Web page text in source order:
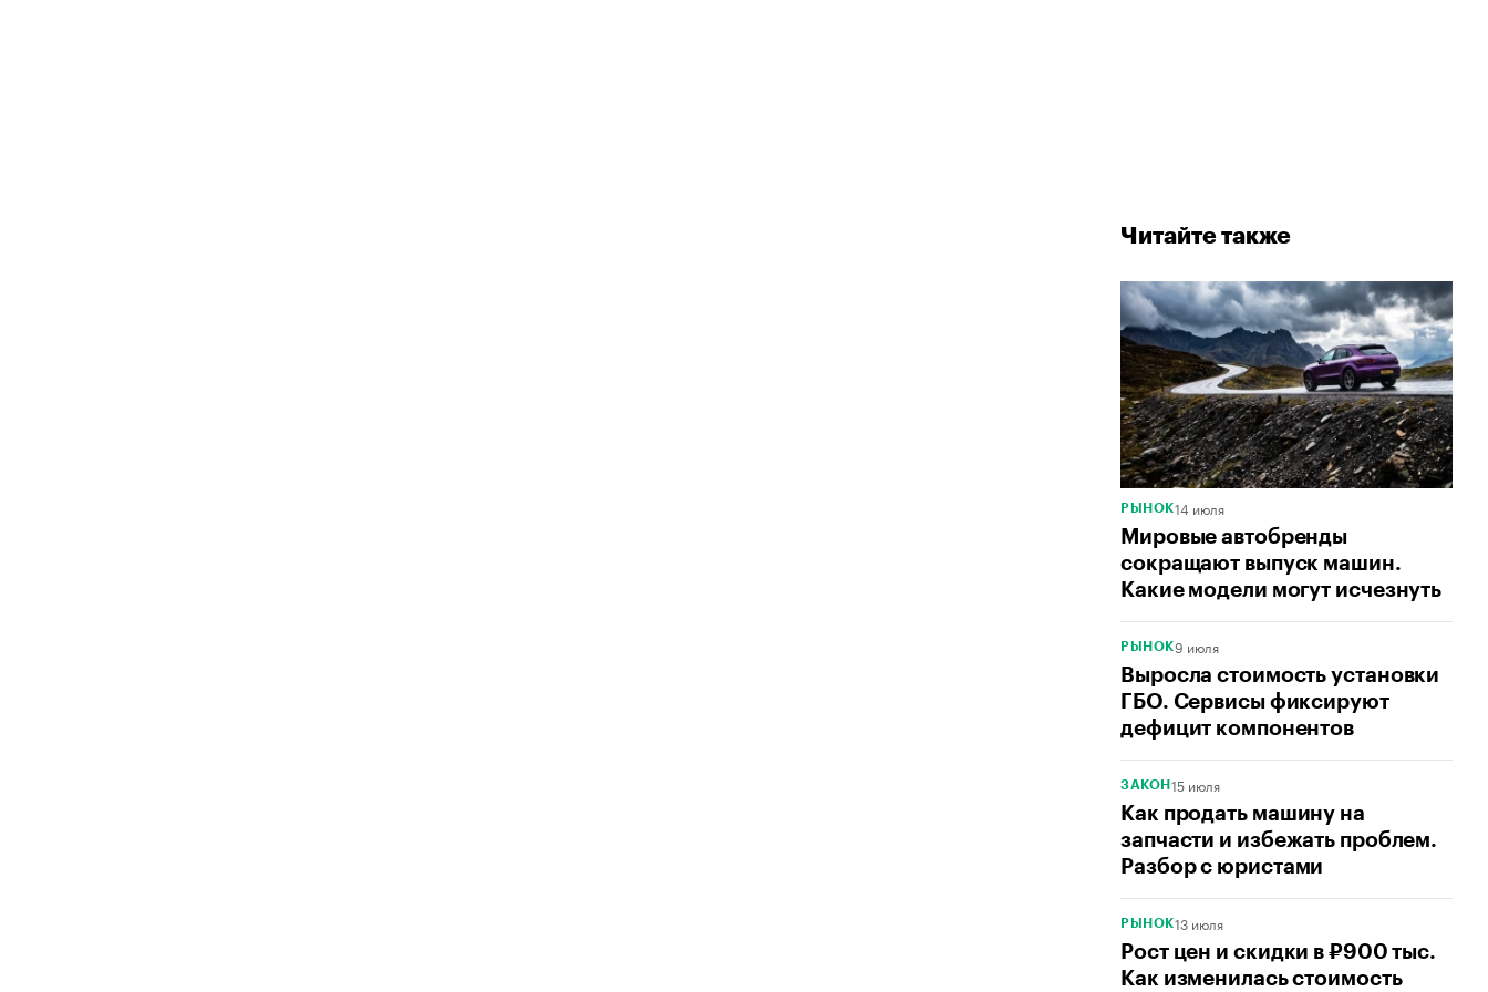
Читайте также
РЫНОК14 июля
Мировые автобренды
сокращают выпуск машин.
Какие модели могут исчезнуть
РЫНОК9 июля
Выросла стоимость установки
ГБО. Сервисы фиксируют
дефицит компонентов
ЗАКОН 15 июля
Как продать машину на
запчасти и избежать проблем.
Разбор с юристами
РЫНОК13 июля
Рост цен и скидки в ₽900 тыс.
Как изменилась стоимость